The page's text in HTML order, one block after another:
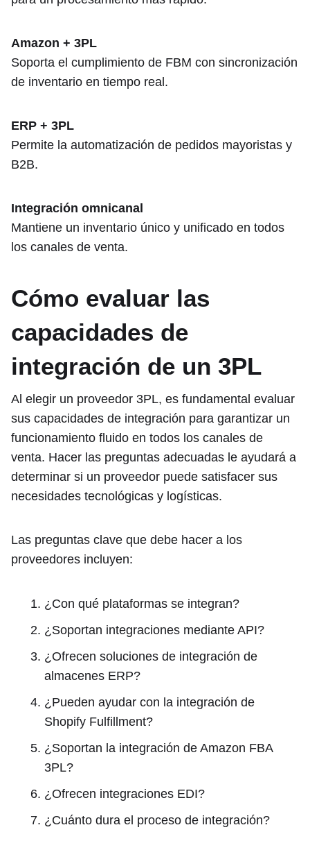
Amazon + 3PL
Soporta el cumplimiento de FBM con sincronización
de inventario en tiempo real.
ERP + 3PL
Permite la automatización de pedidos mayoristas y
B2B.
Integración omnicanal
Mantiene un inventario único y unificado en todos
los canales de venta.
Cómo evaluar las
capacidades de
integración de un 3PL
Al elegir un proveedor 3PL, es fundamental evaluar
sus capacidades de integración para garantizar un
funcionamiento fluido en todos los canales de
venta. Hacer las preguntas adecuadas le ayudará a
determinar si un proveedor puede satisfacer sus
necesidades tecnológicas y logísticas.
Las preguntas clave que debe hacer a los
proveedores incluyen:
¿Con qué plataformas se integran?
¿Soportan integraciones mediante API?
¿Ofrecen soluciones de integración de
almacenes ERP?
¿Pueden ayudar con la integración de
Shopify Fulfillment?
¿Soportan la integración de Amazon FBA
3PL?
¿Ofrecen integraciones EDI?
¿Cuánto dura el proceso de integración?